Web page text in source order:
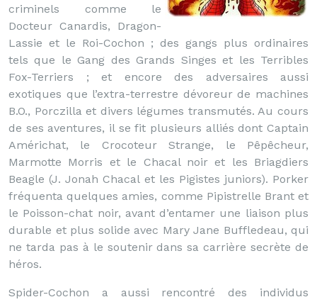
criminels comme le
Docteur Canardis, Dragon-
Lassie et le Roi-Cochon ; des gangs plus ordinaires
tels que le Gang des Grands Singes et les Terribles
Fox-Terriers ; et encore des adversaires aussi
exotiques que l’extra-terrestre dévoreur de machines
B.O., Porczilla et divers légumes transmutés. Au cours
de ses aventures, il se fit plusieurs alliés dont Captain
Américhat, le Crocoteur Strange, le Pêpêcheur,
Marmotte Morris et le Chacal noir et les Briagdiers
Beagle (J. Jonah Chacal et les Pigistes juniors). Porker
fréquenta quelques amies, comme Pipistrelle Brant et
le Poisson-chat noir, avant d’entamer une liaison plus
durable et plus solide avec Mary Jane Buffledeau, qui
ne tarda pas à le soutenir dans sa carrière secrète de
héros.
Spider-Cochon a aussi rencontré des individus